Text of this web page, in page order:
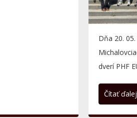
Dňa 20.
dverí PHF
Čítať